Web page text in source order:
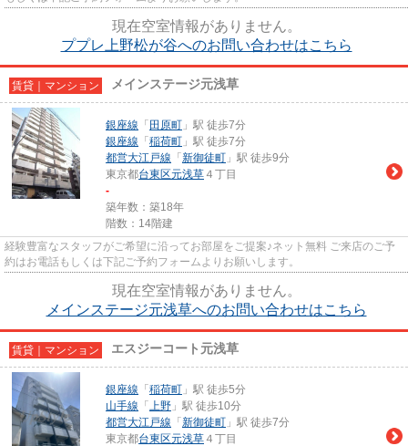
現在空室情報がありません。
ププレ上野松が谷へのお問い合わせはこちら
賃貸｜マンション メインステージ元浅草
銀座線 「 田原町 」駅 徒歩7分
銀座線 「 稲荷町 」駅 徒歩7分
都営大江戸線 「 新御徒町 」駅 徒歩9分
東京都台東区元浅草 ４丁目
-
築年数：築18年
階数：14階建
経験豊富なスタッフがご希望に沿ってお部屋をご提案♪ネット無料 ご来店のご予
約はお電話もしくは下記ご予約フォームよりお願いします。
現在空室情報がありません。
メインステージ元浅草へのお問い合わせはこちら
賃貸｜マンション エスジーコート元浅草
銀座線 「 稲荷町 」駅 徒歩5分
山手線 「 上野 」駅 徒歩10分
都営大江戸線 「 新御徒町 」駅 徒歩7分
東京都台東区元浅草 ４丁目